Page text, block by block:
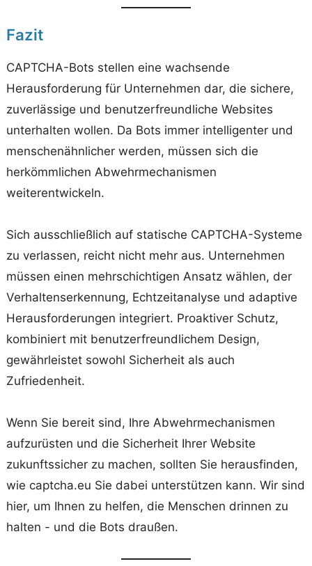
Fazit
CAPTCHA-Bots stellen eine wachsende
Herausforderung für Unternehmen dar, die sichere,
zuverlässige und benutzerfreundliche Websites
unterhalten wollen. Da Bots immer intelligenter und
menschenähnlicher werden, müssen sich die
herkömmlichen Abwehrmechanismen
weiterentwickeln.
Sich ausschließlich auf statische CAPTCHA-Systeme
zu verlassen, reicht nicht mehr aus. Unternehmen
müssen einen mehrschichtigen Ansatz wählen, der
Verhaltenserkennung, Echtzeitanalyse und adaptive
Herausforderungen integriert. Proaktiver Schutz,
kombiniert mit benutzerfreundlichem Design,
gewährleistet sowohl Sicherheit als auch
Zufriedenheit.
Wenn Sie bereit sind, Ihre Abwehrmechanismen
aufzurüsten und die Sicherheit Ihrer Website
zukunftssicher zu machen, sollten Sie herausfinden,
wie captcha.eu Sie dabei unterstützen kann. Wir sind
hier, um Ihnen zu helfen, die Menschen drinnen zu
halten - und die Bots draußen.